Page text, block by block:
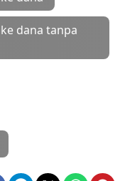
dana tanpa